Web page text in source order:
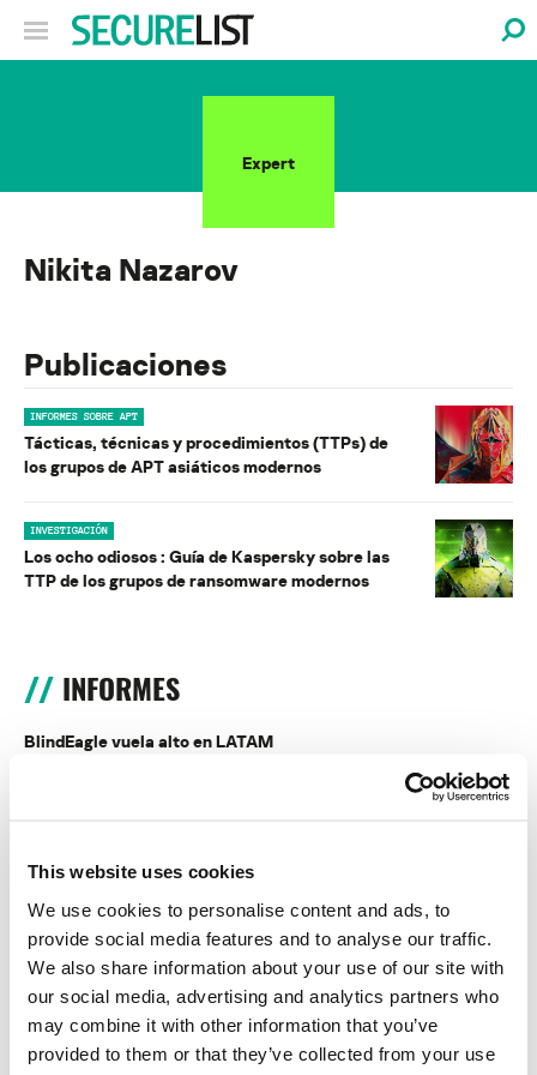
This website uses cookies
We use cookies to personalise content and ads, to
provide social media features and to analyse our traffic.
We also share information about your use of our site with
our social media, advertising and analytics partners who
may combine it with other information that you’ve
provided to them or that they’ve collected from your use
Expert
Nikita Nazarov
Publicaciones
INFORMES SOBRE APT
Tácticas, técnicas y procedimientos (TTPs) de
los grupos de APT asiáticos modernos
INVESTIGACIÓN
Los ocho odiosos : Guía de Kaspersky sobre las
TTP de los grupos de ransomware modernos
INFORMES
BlindEagle vuela alto en LATAM
Kaspersky proporciona información sobre la actividad y los TTPs
del APT BlindEagle. Grupo que apunta a organizaciones e
Tácticas, técnicas y procedimientos (TTPs) de los grupos de
APT asiáticos modernos
MosaicRegressor: acechando en las sombras de UEFI
RevengeHotels: cibercrimen dirigido a recepciones de hotel